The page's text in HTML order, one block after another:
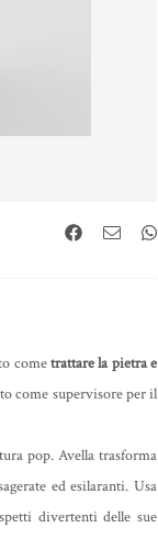
cometrattare la pietra e
come supervisore per il
pop. Avella trasforma
ed esilaranti. Usa
divertenti delle sue